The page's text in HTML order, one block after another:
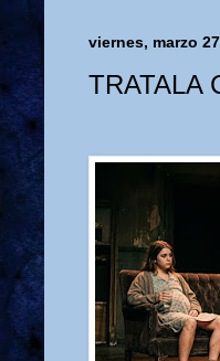
viernes, marzo
TRATALA